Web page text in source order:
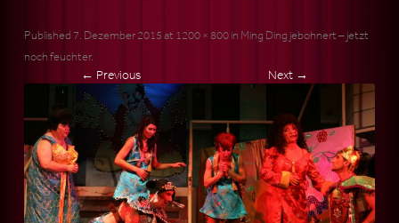
Published 7. Dezember 2015at 1200 × 800in Ming Ding jebohnert – jetzt
noch feuchter.
← Previous
Next →